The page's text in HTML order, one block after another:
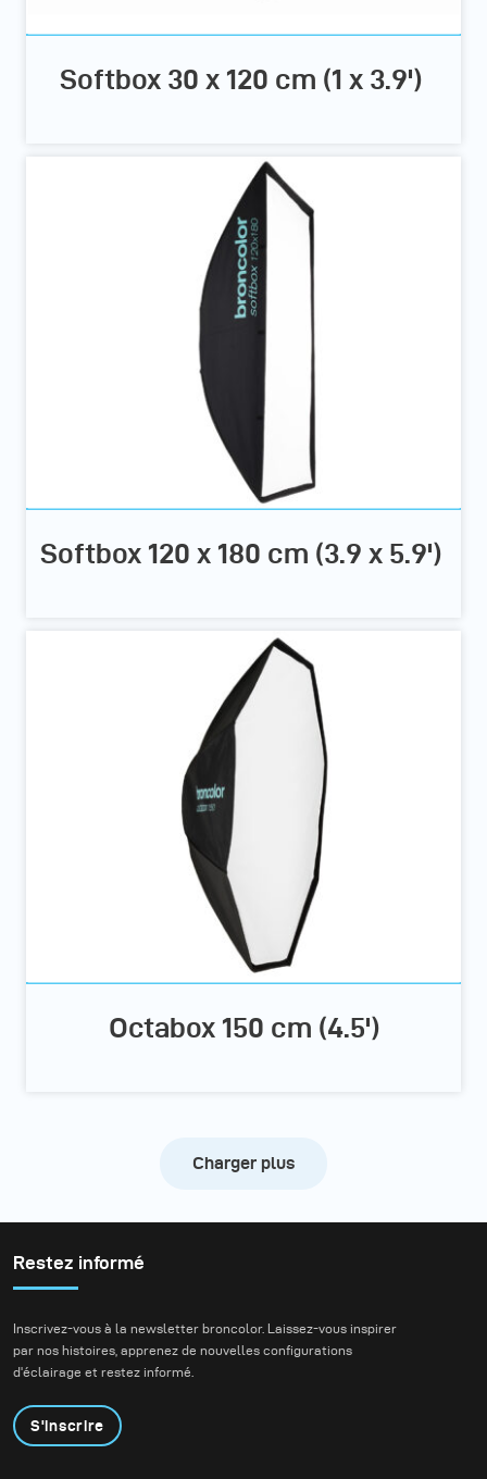
Softbox 30 x 120 cm (1 x 3.9')
Softbox 120 x 180 cm (3.9 x 5.9')
Octabox 150 cm (4.5')
Charger plus
Restez informé
Inscrivez-vous à la newsletter broncolor. Laissez-vous inspirer
par nos histoires, apprenez de nouvelles configurations
d'éclairage et restez informé.
S'inscrire